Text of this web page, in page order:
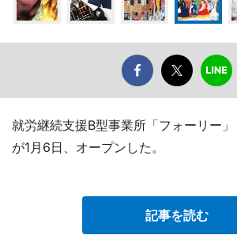
就労継続支援B型事業所「フォーリー」
が1月6日、オープンした。
記事を読む